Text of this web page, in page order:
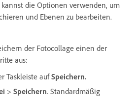
kannst die Optionen verwenden, um
und Ebenen zu bearbeiten.
der Fotocollage einen der
aus:
Taskleiste aufSpeichern.
> Speichern. Standardmäßig